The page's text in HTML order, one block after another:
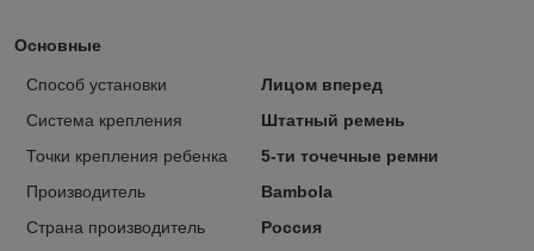
Основные
Способ установки
Лицом вперед
Система крепления
Штатный ремень
Точки крепления ребенка
5-ти точечные ремни
Производитель
Bambola
Страна производитель
Россия